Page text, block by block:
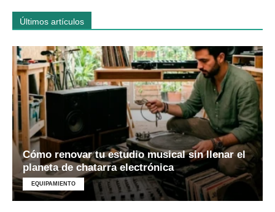
Últimos artículos
Cómo renovar tu estudio musical sin llenar el
planeta de chatarra electrónica
EQUIPAMIENTO